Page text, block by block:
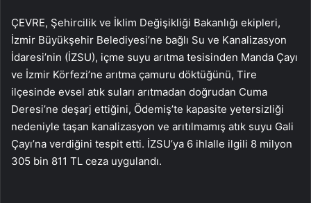
ÇEVRE, Şehircilik ve İklim Değişikliği Bakanlığı ekipleri,
İzmir Büyükşehir Belediyesi’ne bağlı Su ve Kanalizasyon
İdaresi’nin (İZSU), içme suyu arıtma tesisinden Manda Çayı
ve İzmir Körfezi’ne arıtma çamuru döktüğünü, Tire
ilçesinde evsel atık suları arıtmadan doğrudan Cuma
Deresi’ne deşarj ettiğini, Ödemiş’te kapasite yetersizliği
nedeniyle taşan kanalizasyon ve arıtılmamış atık suyu Gali
Çayı’na verdiğini tespit etti. İZSU’ya 6 ihlalle ilgili 8 milyon
305 bin 811 TL ceza uygulandı.